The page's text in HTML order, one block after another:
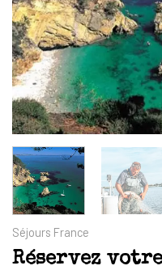
Séjours France
Réservez votre